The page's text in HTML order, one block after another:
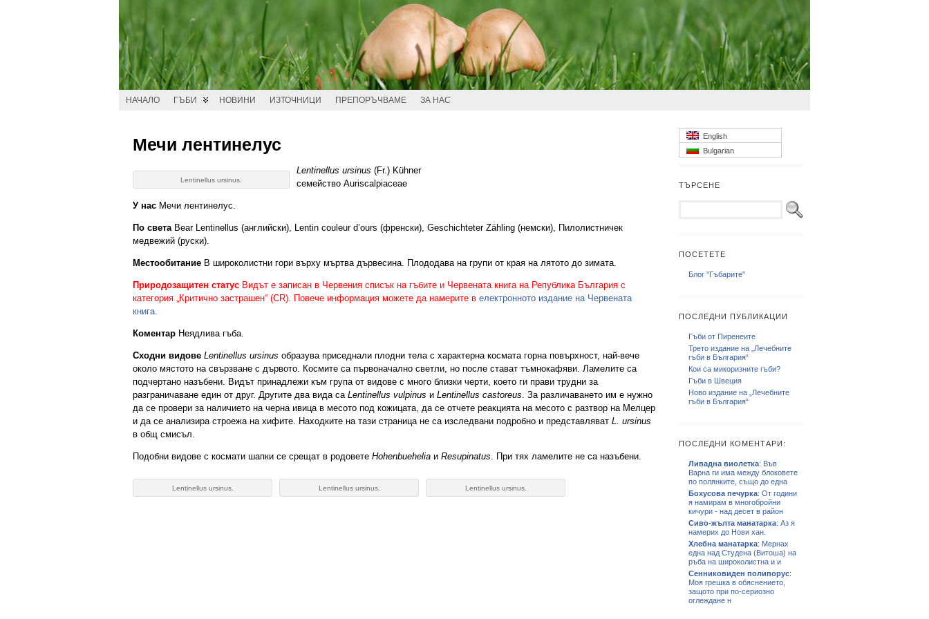
НАЧАЛО ГЪБИ НОВИНИ ИЗТОЧНИЦИ ПРЕПОРЪЧВАМЕ ЗА НАС
Мечи лентинелус
Lentinellus ursinus.
Lentinellus ursinus (Fr.) Kühner
семейство Auriscalpiaceae
У нас Мечи лентинелус.
По светаBear Lentinellus (английски), Lentin couleur d’ours (френски), Geschichteter Zähling (немски), Пилолистничек
медвежий (руски).
Местообитание В широколистни гори върху мъртва дървесина. Плододава на групи от края на лятото до зимата.
Природозащитен статус Видът е записан в Червения списък на гъбите и Червената книга на Република България с
категория „Критично застрашен“ (CR). Повече информация можете да намерите в електронното издание на Червената
книга.
Коментар Неядлива гъба.
Сходни видове Lentinellus ursinus образува приседнали плодни тела с характерна космата горна повърхност, най-вече
около мястото на свързване с дървото. Космите са първоначално светли, но после стават тъмнокафяви. Ламелите са
подчертано назъбени. Видът принадлежи към група от видове с много близки черти, което ги прави трудни за
разграничаване един от друг. Другите два вида са Lentinellus vulpinus и Lentinellus castoreus. За различаването им е нужно
да се провери за наличието на черна ивица в месото под кожицата, да се отчете реакцията на месото с разтвор на Мелцер
и да се анализира строежа на хифите. Находките на тази страница не са изследвани подробно и представляват L. ursinus
в общ смисъл.
Подобни видове с космати шапки се срещат в родовете Hohenbuehelia и Resupinatus. При тях ламелите не са назъбени.
Lentinellus ursinus. Lentinellus ursinus. Lentinellus ursinus.
English
Bulgarian
ТЪРСЕНЕ
ПОСЕТЕТЕ
Блог "Гъбарите"
ПОСЛЕДНИ ПУБЛИКАЦИИ
Гъби от Пиренеите
Трето издание на „Лечебните
гъби в България“
Кои са микоризните гъби?
Гъби в Швеция
Ново издание на „Лечебните
гъби в България“
ПОСЛЕДНИ КОМЕНТАРИ:
Ливадна виолетка: Във
Варна ги има между блоковете
по полянките, също до една
Бохусова печурка: От години
я намирам в многобройни
кичури - над десет в район
Сиво-жълта манатарка: Аз я
намерих до Нови хан.
Хлебна манатарка: Мернах
една над Студена (Витоша) на
ръба на широколистна и и
Сенниковиден полипорус:
Моя грешка в обяснението,
защото при по-сериозно
оглеждане н